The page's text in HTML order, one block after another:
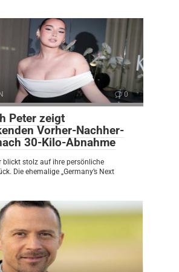
0
Peter zeigt
Vorher-Nachher-
30-Kilo-Abnahme
blickt stolz auf ihre persönliche
Die ehemalige „Germany’s Next